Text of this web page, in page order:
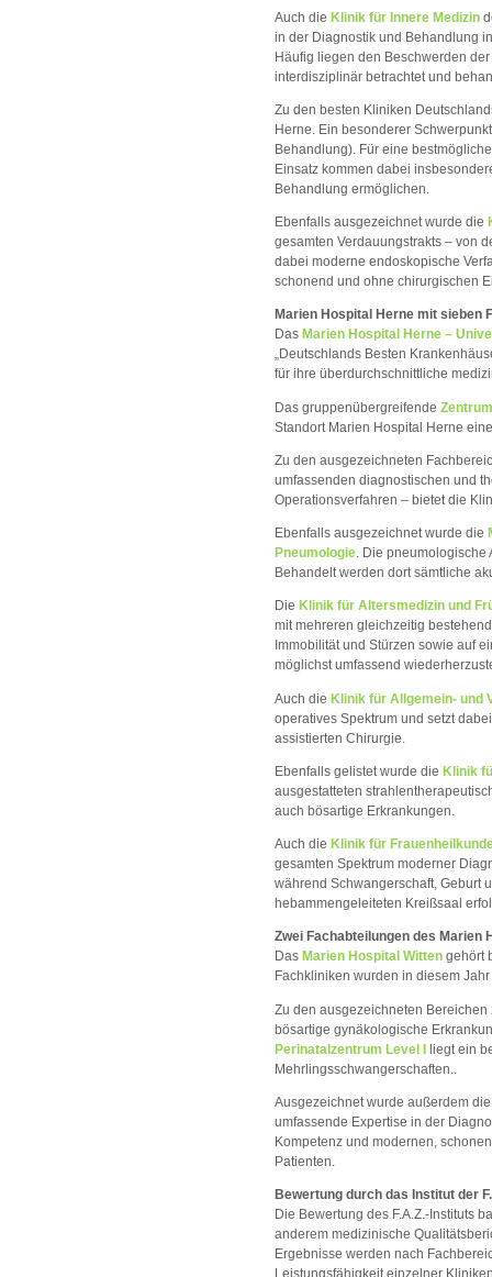
Auch die Klinik für Innere Medizin
in der Diagnostik und Behandlung
Häufig liegen den Beschwerden
interdisziplinär betrachtet und
Zu den besten Kliniken
Herne. Ein besonderer
Behandlung). Für eine
Einsatz kommen dabei
Behandlung ermöglichen.
Ebenfalls ausgezeichnet wurde die
gesamten Verdauungstrakts – von
dabei moderne endoskopische
schonend und ohne chirurgischen
Marien Hospital Herne mit sieben
Das Marien Hospital Herne –
„Deutschlands Besten
für ihre überdurchschnittliche
Das gruppenübergreifende
Standort Marien Hospital Herne
Zu den ausgezeichneten
umfassenden diagnostischen und
Operationsverfahren – bietet die
Ebenfalls ausgezeichnet wurde die
Pneumologie. Die pneumologische
Behandelt werden dort sämtliche
Die Klinik für Altersmedizin und
mit mehreren gleichzeitig
Immobilität und Stürzen sowie auf
möglichst umfassend
Auch die Klinik für Allgemein- und
operatives Spektrum und setzt
assistierten Chirurgie.
Ebenfalls gelistet wurde die Klinik
ausgestatteten
auch bösartige Erkrankungen.
Auch die Klinik für
gesamten Spektrum moderner
während Schwangerschaft, Geburt
hebammengeleiteten Kreißsaal
Zwei Fachabteilungen des Marien
Das Marien Hospital Witten gehört
Fachkliniken wurden in diesem
Zu den ausgezeichneten
bösartige gynäkologische
Perinatalzentrum Level I liegt ein
Mehrlingsschwangerschaften..
Ausgezeichnet wurde außerdem
umfassende Expertise in der
Kompetenz und modernen,
Patienten.
Bewertung durch das Institut der
Die Bewertung des F.A.Z.-Instituts
anderem medizinische
Ergebnisse werden nach
Leistungsfähigkeit einzelner